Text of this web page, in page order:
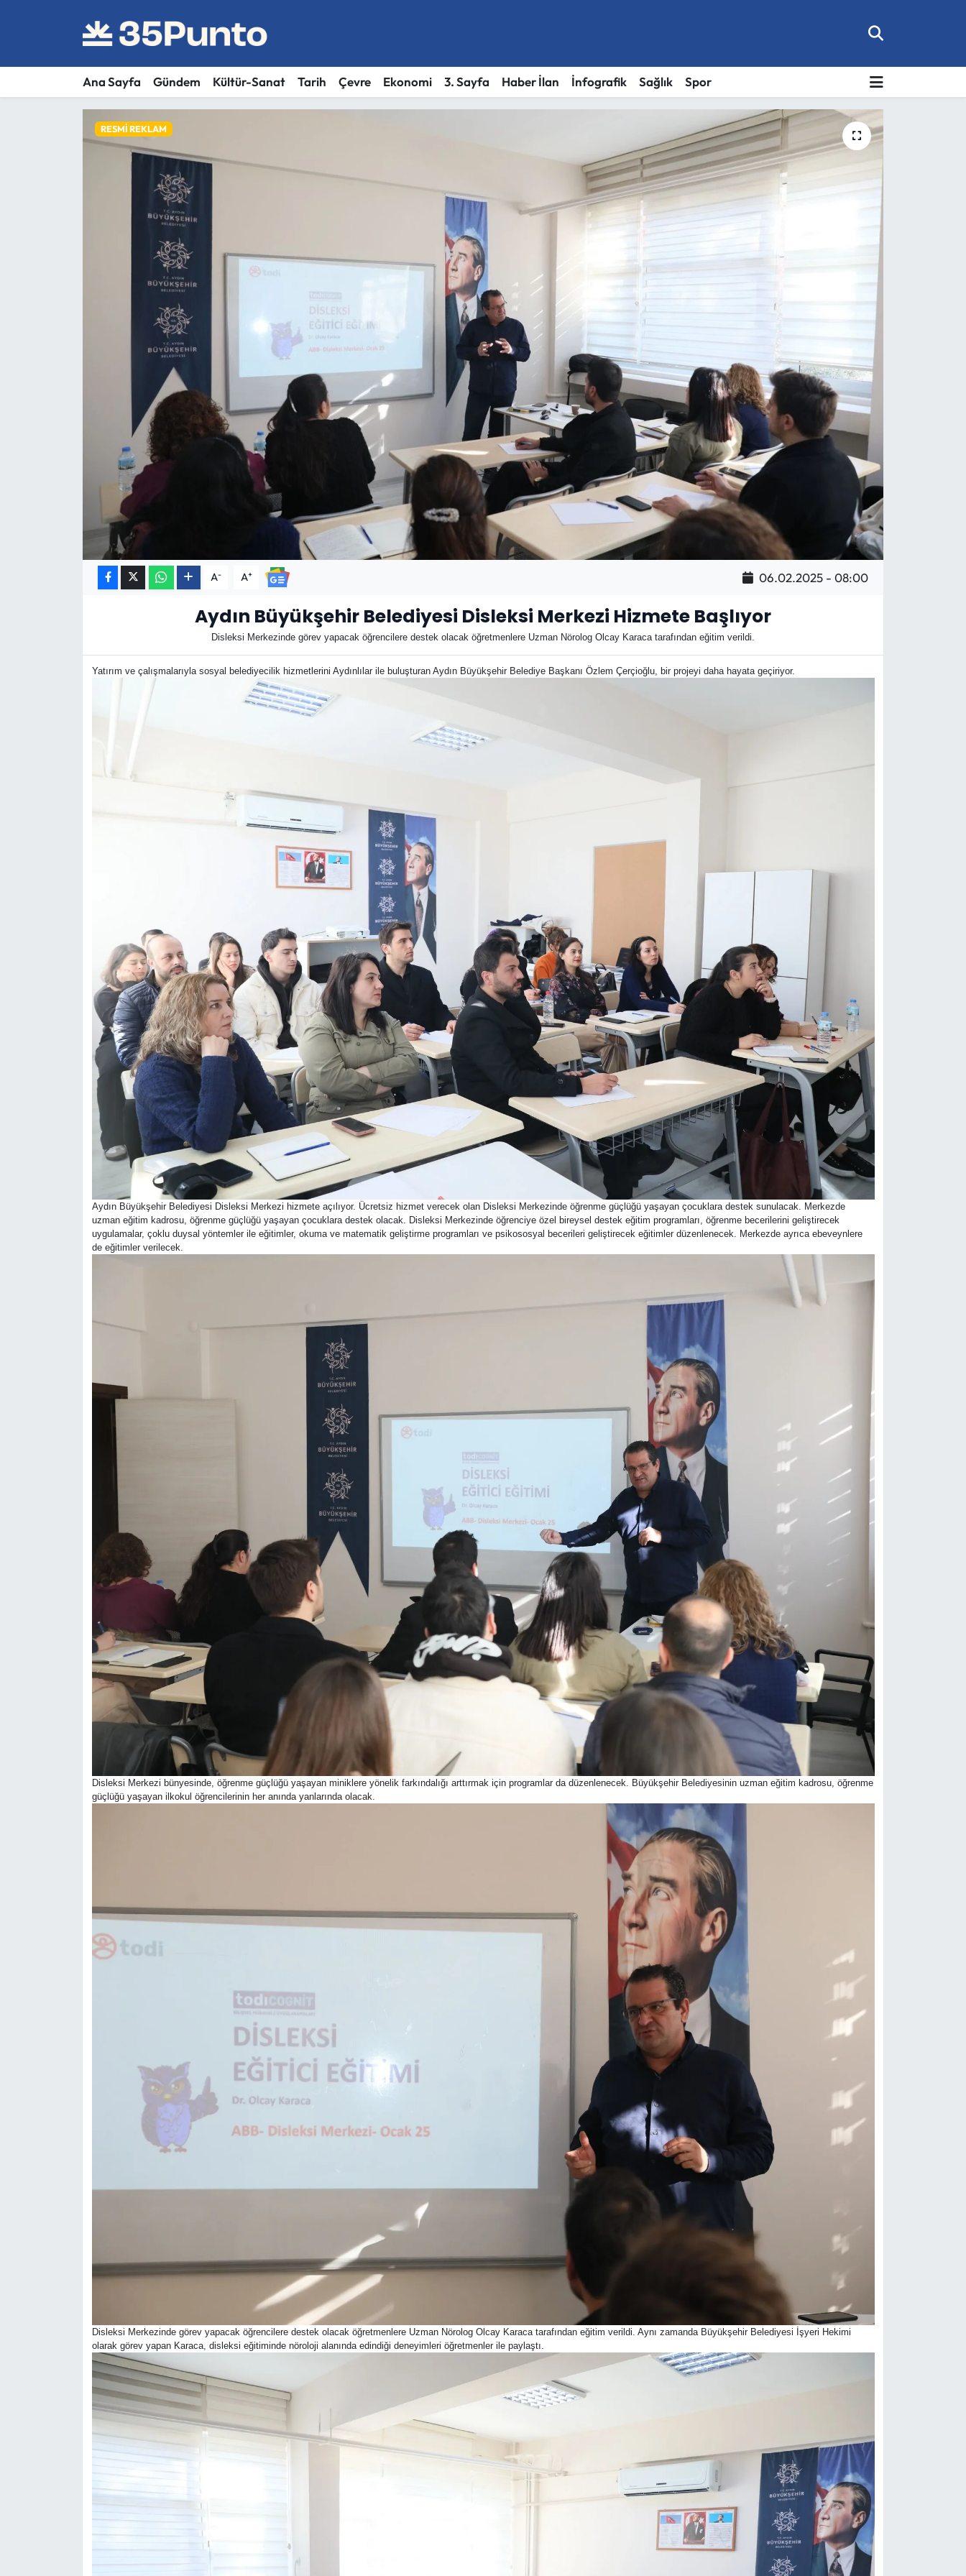
Ana Sayfa Gündem Kültür-Sanat Tarih Çevre Ekonomi 3. Sayfa Haber İlan İnfografik Sağlık Spor
RESMI REKLAM
A- A+ 06.02.2025 - 08:00
Aydın Büyükşehir Belediyesi Disleksi Merkezi Hizmete Başlıyor
Disleksi Merkezinde görev yapacak öğrencilere destek olacak öğretmenlere Uzman Nörolog Olcay Karaca tarafından eğitim verildi.
Yatırım ve çalışmalarıyla sosyal belediyecilik hizmetlerini Aydınlılar ile buluşturan Aydın Büyükşehir Belediye Başkanı Özlem Çerçioğlu, bir projeyi daha hayata geçiriyor.
Aydın Büyükşehir Belediyesi Disleksi Merkezi hizmete açılıyor. Ücretsiz hizmet verecek olan Disleksi Merkezinde öğrenme güçlüğü yaşayan çocuklara destek sunulacak. Merkezde
uzman eğitim kadrosu, öğrenme güçlüğü yaşayan çocuklara destek olacak. Disleksi Merkezinde öğrenciye özel bireysel destek eğitim programları, öğrenme becerilerini geliştirecek
uygulamalar, çoklu duysal yöntemler ile eğitimler, okuma ve matematik geliştirme programları ve psikososyal becerileri geliştirecek eğitimler düzenlenecek. Merkezde ayrıca ebeveynlere
de eğitimler verilecek.
Disleksi Merkezi bünyesinde, öğrenme güçlüğü yaşayan miniklere yönelik farkındalığı arttırmak için programlar da düzenlenecek. Büyükşehir Belediyesinin uzman eğitim kadrosu, öğrenme
güçlüğü yaşayan ilkokul öğrencilerinin her anında yanlarında olacak.
Disleksi Merkezinde görev yapacak öğrencilere destek olacak öğretmenlere Uzman Nörolog Olcay Karaca tarafından eğitim verildi. Aynı zamanda Büyükşehir Belediyesi İşyeri Hekimi
olarak görev yapan Karaca, disleksi eğitiminde nöroloji alanında edindiği deneyimleri öğretmenler ile paylaştı.